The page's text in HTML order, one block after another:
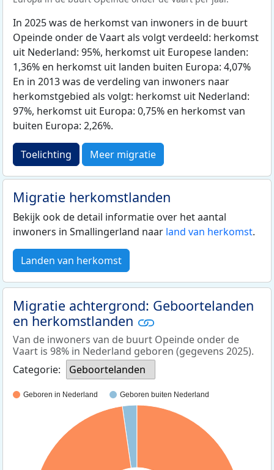
In 2025 was de herkomst van inwoners in de buurt
Opeinde onder de Vaart als volgt verdeeld: herkomst
uit Nederland: 95%, herkomst uit Europese landen:
1,36% en herkomst uit landen buiten Europa: 4,07%
En in 2013 was de verdeling van inwoners naar
herkomstgebied als volgt: herkomst uit Nederland:
97%, herkomst uit Europa: 0,75% en herkomst van
buiten Europa: 2,26%.
Toelichting Meer migratie
Migratie herkomstlanden
Bekijk ook de detail informatie over het aantal
inwoners in Smallingerland naar land van herkomst.
Landen van herkomst
Migratie achtergrond: Geboortelanden
en herkomstlanden
Van de inwoners van de buurt Opeinde onder de
Vaart is 98% in Nederland geboren (gegevens 2025).
Categorie:
Geboortelanden
Geboren in Nederland Geboren buiten Nederland